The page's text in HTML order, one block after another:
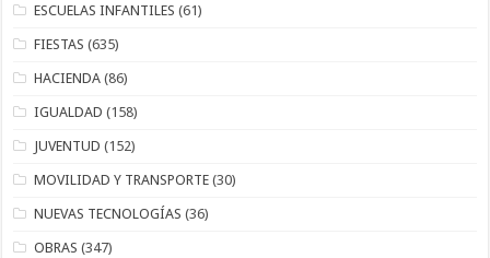
ESCUELAS INFANTILES (61)
FIESTAS (635)
HACIENDA (86)
IGUALDAD (158)
JUVENTUD (152)
MOVILIDAD Y TRANSPORTE (30)
NUEVAS TECNOLOGÍAS (36)
OBRAS (347)